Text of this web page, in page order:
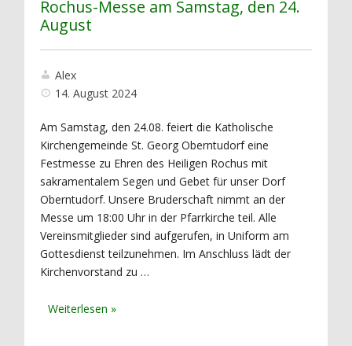
Rochus-Messe am Samstag, den 24.
August
Alex
14. August 2024
Am Samstag, den 24.08. feiert die Katholische
Kirchengemeinde St. Georg Oberntudorf eine
Festmesse zu Ehren des Heiligen Rochus mit
sakramentalem Segen und Gebet für unser Dorf
Oberntudorf. Unsere Bruderschaft nimmt an der
Messe um 18:00 Uhr in der Pfarrkirche teil. Alle
Vereinsmitglieder sind aufgerufen, in Uniform am
Gottesdienst teilzunehmen. Im Anschluss lädt der
Kirchenvorstand zu …